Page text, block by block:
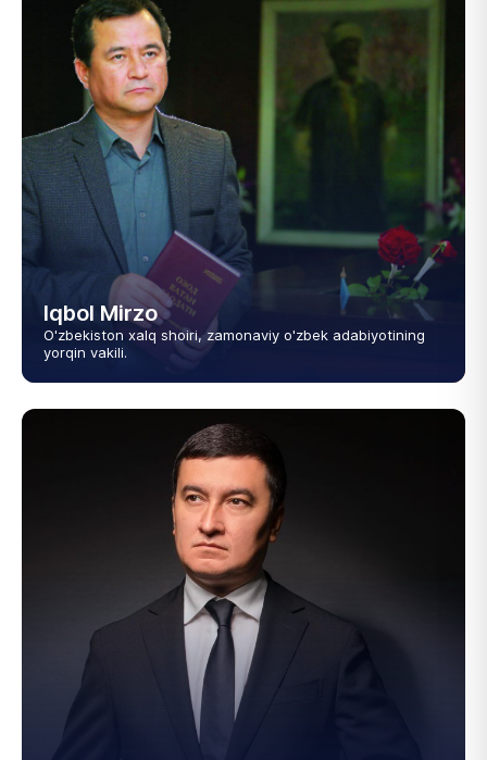
Iqbol Mirzo
O'zbekiston xalq shoiri, zamonaviy o'zbek adabiyotining
yorqin vakili.